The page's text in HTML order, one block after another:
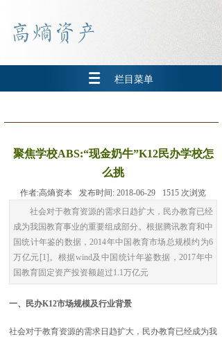
栏目菜单
聚焦学校ABS:“现金奶牛”K12民办学校怎
么挑
作者:高熵资本 发布时间: 2018-06-29 1515 次浏览
社会对于教育资源的需求日趋扩大，民办教育已经
成为我国教育事业的重要组成部分。根据腾讯教育和中
国统计年鉴的数据，2014年中国教育市场总规模约为6
万亿元[1]。根据wind及中国统计年鉴数据，2017年中
国教育固定资产投资额超过1.1万亿元
一、民办K12市场规模及行业背景
社会对于教育资源的需求日趋扩大，民办教育已经成为我